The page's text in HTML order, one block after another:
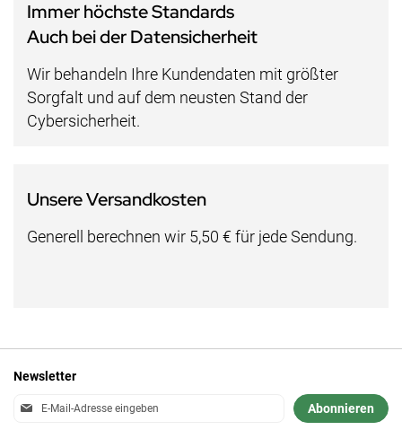
Immer höchste Standards
Auch bei der Datensicherheit
Wir behandeln Ihre Kundendaten mit größter
Sorgfalt und auf dem neusten Stand der
Cybersicherheit.
Unsere Versandkosten
Generell berechnen wir 5,50 € für jede Sendung.
Newsletter
Anmeldung
Abonnieren